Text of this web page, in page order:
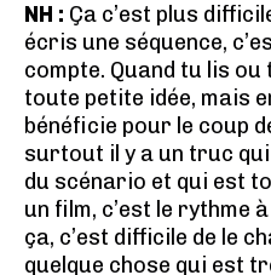
NH : Ça c’est plus
écris une séquence,
compte. Quand tu lis
toute petite idée, mais
bénéficie pour le coup
surtout il y a un truc
du scénario et qui est
un film, c’est le rythme
ça, c’est difficile de le
quelque chose qui est